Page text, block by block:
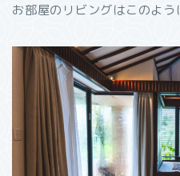
お部屋のリビングはこのよ